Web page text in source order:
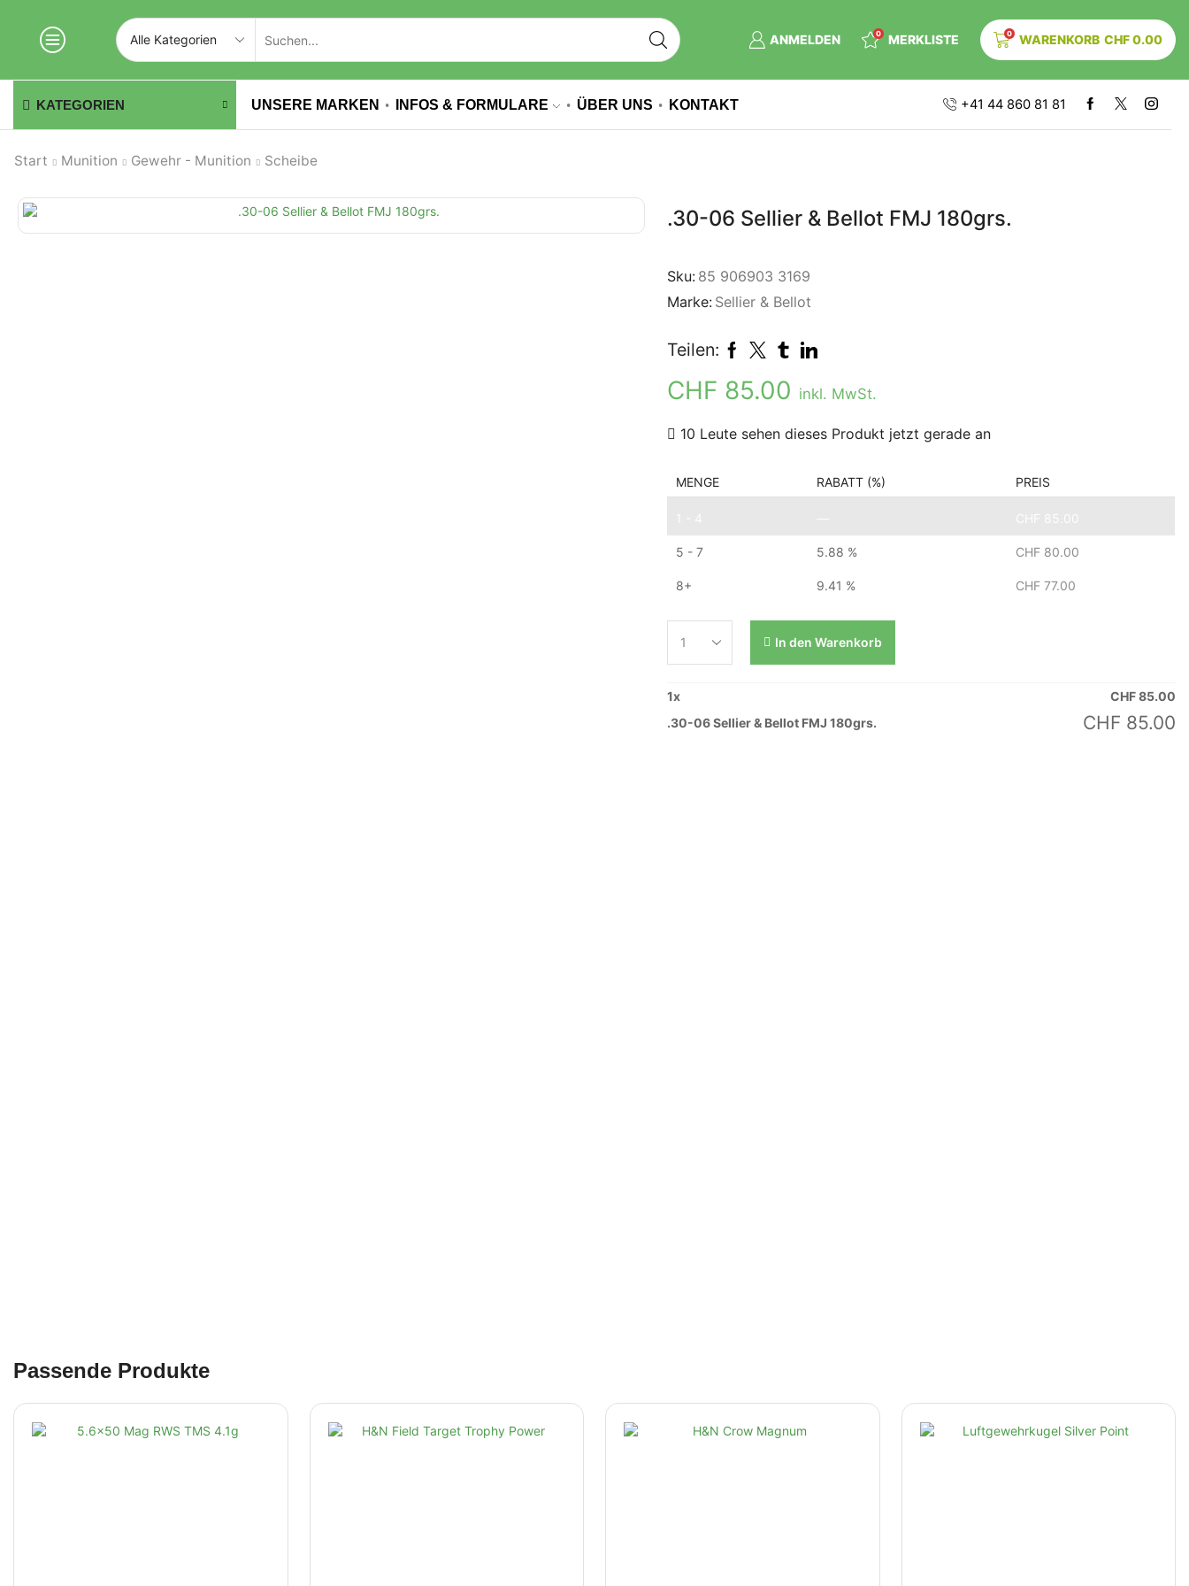
ANMELDEN 0 MERKLISTE 0 WARENKORB CHF0.00
KATEGORIEN UNSERE MARKEN INFOS & FORMULARE ÜBER UNS KONTAKT +41 44 860 81 81
Start Munition Gewehr - Munition Scheibe
.30-06 Sellier & Bellot FMJ 180grs.
Sku: 85 906903 3169
Marke: Sellier & Bellot
Teilen:
CHF 85.00 inkl. MwSt.
10 Leute sehen dieses Produkt jetzt gerade an
MENGE RABATT (%) PREIS
5 - 7 5.88 % CHF 80.00
8+ 9.41 % CHF 77.00
In den Warenkorb
1x CHF85.00
.30-06 Sellier & Bellot FMJ 180grs.
CHF 85.00
Passende Produkte